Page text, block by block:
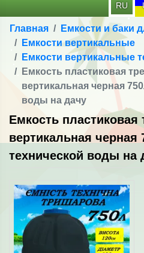
RU
Главная
Емкости и баки
Емкости вертикальные
Емкости вертикальные
Емкость пластиковая
вертикальная черная
воды на дачу
Емкость пластиковая
вертикальная черная
технической воды на